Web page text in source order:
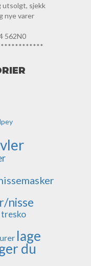
utsolgt, sjekk
nye varer
562N0
nisse
tresko
lage
du